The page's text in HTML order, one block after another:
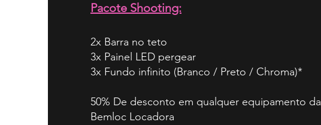
Pacote Shooting:
2x Barra no teto
3x Painel LED pergear
3x Fundo infinito (Branco / Preto / Chroma)*
50% De desconto em qualquer equipamento da
Bemloc Locadora